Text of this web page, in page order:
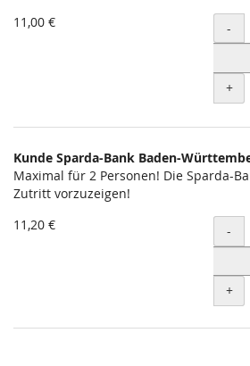
11,00 €
-
+
Kunde Sparda-Bank Baden-
Maximal für 2 Personen! Die Sparda-
Zutritt vorzuzeigen!
11,20 €
-
+